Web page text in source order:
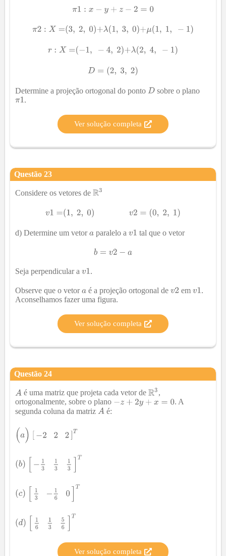
Determine a projeção ortogonal do ponto
sobre o plano
.
Ver solução completa
Questão 23
Considere os vetores de
d) Determine um vetor paralelo a tal que o vetor
Seja perpendicular a .
Observe que o vetor é a projeção ortogonal de em
.
Aconselhamos fazer uma figura.
Ver solução completa
Questão 24
é uma matriz que projeta cada vetor de
,
ortogonalmente, sobre o plano
. A
segunda coluna da matriz
é:
Ver solução completa